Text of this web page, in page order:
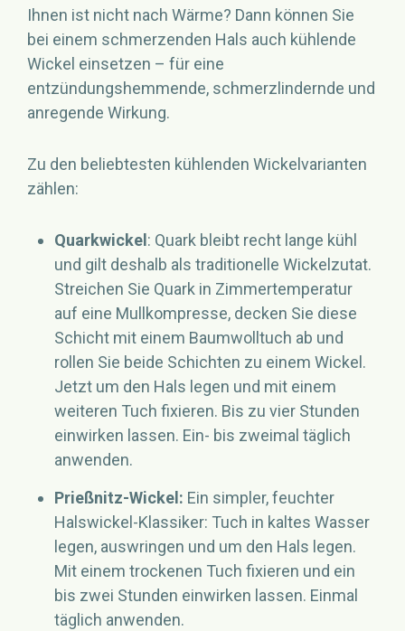
Ihnen ist nicht nach Wärme? Dann können Sie
bei einem schmerzenden Hals auch kühlende
Wickel einsetzen – für eine
entzündungshemmende, schmerzlindernde und
anregende Wirkung.
Zu den beliebtesten kühlenden Wickelvarianten
zählen:
Quarkwickel : Quark bleibt recht lange kühl
und gilt deshalb als traditionelle Wickelzutat.
Streichen Sie Quark in Zimmertemperatur
auf eine Mullkompresse, decken Sie diese
Schicht mit einem Baumwolltuch ab und
rollen Sie beide Schichten zu einem Wickel.
Jetzt um den Hals legen und mit einem
weiteren Tuch fixieren. Bis zu vier Stunden
einwirken lassen. Ein- bis zweimal täglich
anwenden.
Prießnitz-Wickel: Ein simpler, feuchter
Halswickel-Klassiker: Tuch in kaltes Wasser
legen, auswringen und um den Hals legen.
Mit einem trockenen Tuch fixieren und ein
bis zwei Stunden einwirken lassen. Einmal
täglich anwenden.